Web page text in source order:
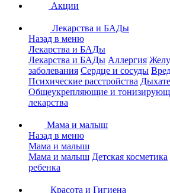
Акции
Лекарства и БАДы
Назад в меню
Лекарства и БАДы
Лекарства и БАДы Аллергия
заболевания Сердце и сосуды
Психические расстройства
Общеукрепляющие и
лекарства
Мама и малыш
Назад в меню
Мама и малыш
Мама и малыш Детская косметика
ребенка
Красота и Гигиена